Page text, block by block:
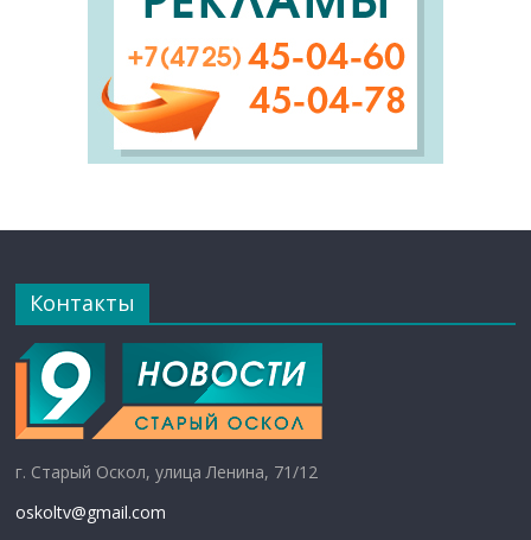
Контакты
г. Старый Оскол, улица Ленина, 71/12
oskoltv@gmail.com